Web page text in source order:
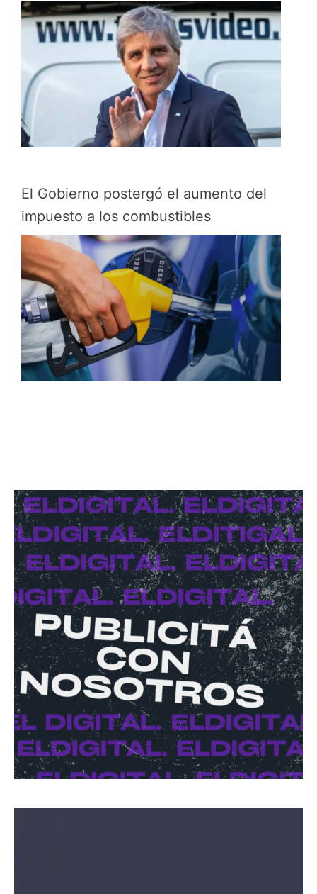
El Gobierno postergó el aumento del
impuesto a los combustibles